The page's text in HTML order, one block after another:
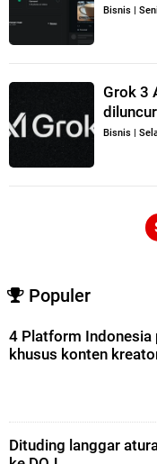
Bisnis |
Grok 3
Bisnis |
Populer
4 Platform Indonesia
khusus konten
Dituding langgar